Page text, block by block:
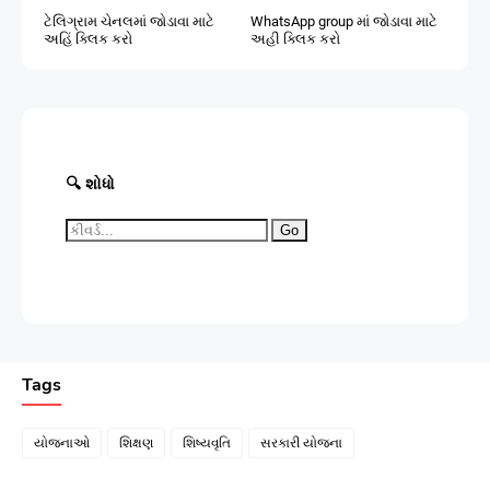
ટેલિગ્રામ ચેનલમાં જોડાવા માટે
અહિં ક્લિક કરો
WhatsApp group માં જોડાવા માટે
અહી ક્લિક કરો
🔍 શોધો
Go
Tags
યોજનાઓ શિક્ષણ શિષ્યવૃતિ સરકારી યોજના